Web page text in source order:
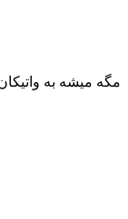
مگه میشه به واتیکان